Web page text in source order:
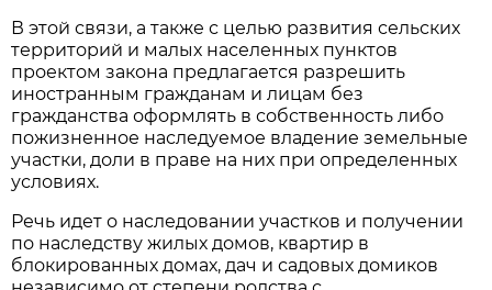
В этой связи, а также с целью развития сельских
территорий и малых населенных пунктов
проектом закона предлагается разрешить
иностранным гражданам и лицам без
гражданства оформлять в собственность либо
пожизненное наследуемое владение земельные
участки, доли в праве на них при определенных
условиях.
Речь идет о наследовании участков и получении
по наследству жилых домов, квартир в
блокированных домах, дач и садовых домиков